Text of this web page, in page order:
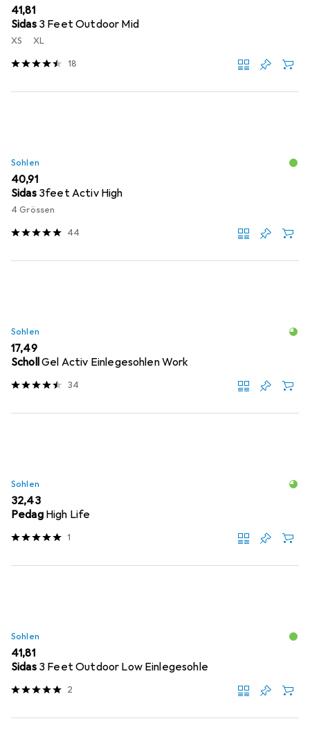
EUR
41,81
Sidas 3 Feet Outdoor Mid
XS XL
18
Sohlen
EUR
40,91
Sidas 3feet Activ High
4 Grössen
44
Sohlen
EUR
17,49
SchollGel Activ Einlegesohlen Work
34
Sohlen
EUR
32,43
Pedag High Life
1
Sohlen
EUR
41,81
Sidas 3 Feet Outdoor Low Einlegesohle
2